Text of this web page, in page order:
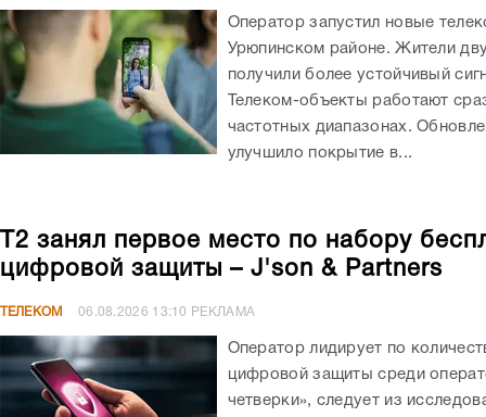
Оператор запустил новые
Урюпинском районе. Жители
получили более устойчивый
Телеком-объекты работают
частотных диапазонах.
улучшило покрытие в...
Т2 занял первое место по набору
цифровой защиты – J'son & Partners
ТЕЛЕКОМ 06.08.2026 13:10 РЕКЛАМА
Оператор лидирует по
цифровой защиты среди
четверки», следует из